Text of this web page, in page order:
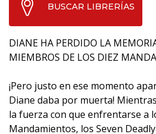
BUSCAR LIBRERÍAS
DIANE HA PERDIDO LA
MIEMBROS DE LOS DIEZ
¡Pero justo en ese momento
Diane daba por muerta!
la fuerza con que enfrentarse a
Mandamientos, los Seven